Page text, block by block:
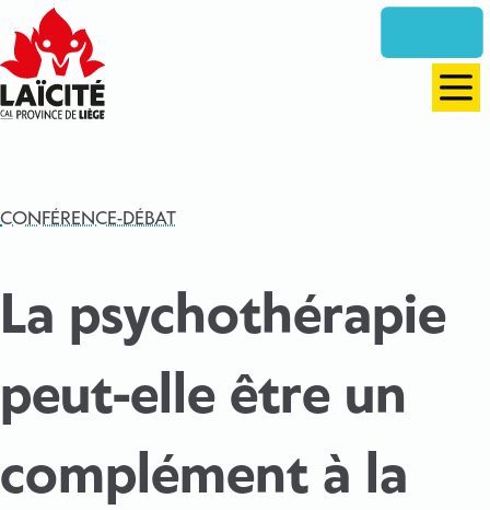
directement
vers
le
contenu
CONFÉRENCE-DÉBAT
La psychothérapie
peut-elle être un
complément à la